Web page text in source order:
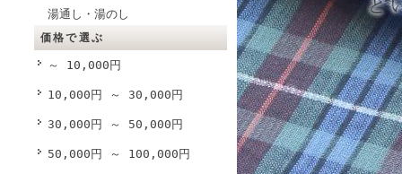
湯通し・湯のし
価格で選ぶ
～ 10,000円
10,000円 ～ 30,000円
30,000円 ～ 50,000円
50,000円 ～ 100,000円